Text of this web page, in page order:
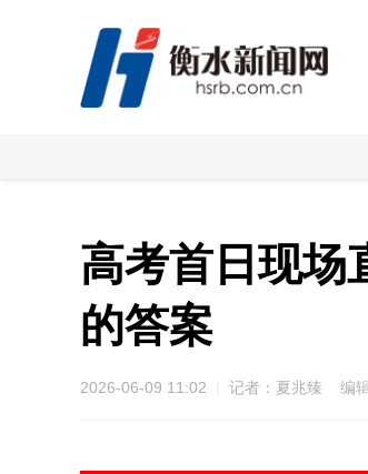
高考首日现场
的答案
2026-06-09 11:02 记者：夏兆臻 编